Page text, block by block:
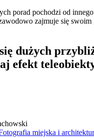
porad pochodzi od
zajmuje się swoim
dużych
efekt
miejska i